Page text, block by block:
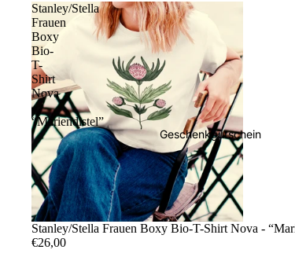
Geschenkgutschein
Stanley/Stella
Frauen
Boxy
Bio-
T-
Shirt
Nova
-
“Mariendistel”
Stanley/Stella Frauen Boxy Bio-T-Shirt Nova -
€26,00